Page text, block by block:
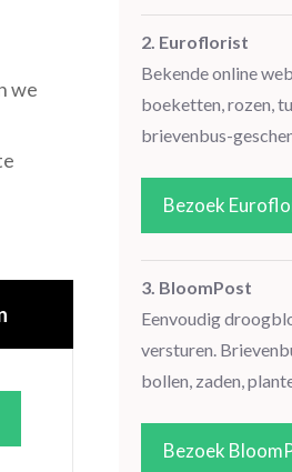
we
2. Euroflorist
Bekende online
boeketten, rozen,
brievenbus-
Bezoek
3. BloomPost
Eenvoudig
versturen.
bollen, zaden,
Bezoek